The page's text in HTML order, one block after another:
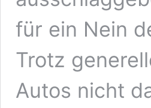
für ein Nein
Trotz
Autos nicht